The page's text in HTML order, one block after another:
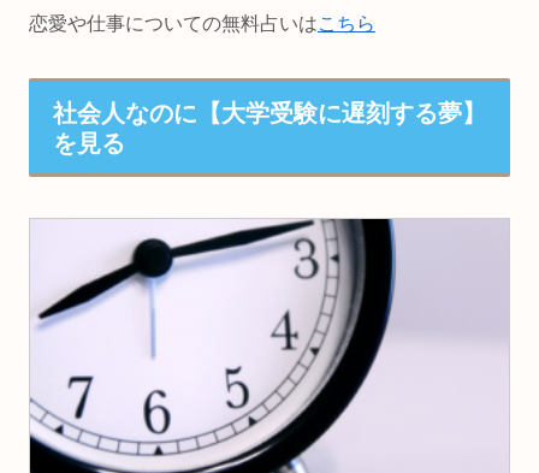
恋愛や仕事についての無料占いはこちら
社会人なのに【大学受験に遅刻する夢】
を見る